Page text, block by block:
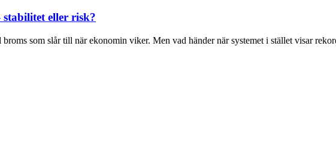
stabilitet eller risk?
som slår till när ekonomin viker. Men vad händer när systemet i stället visar